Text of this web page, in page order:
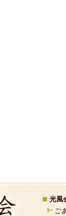
光風
ご